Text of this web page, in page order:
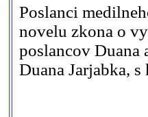
Poslanci
novelu zkona o
poslancov Duana
Duana Jarjabka,